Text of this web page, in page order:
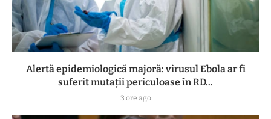
Alertă epidemiologică majoră: virusul Ebola ar fi
suferit mutații periculoase în RD...
3 ore ago